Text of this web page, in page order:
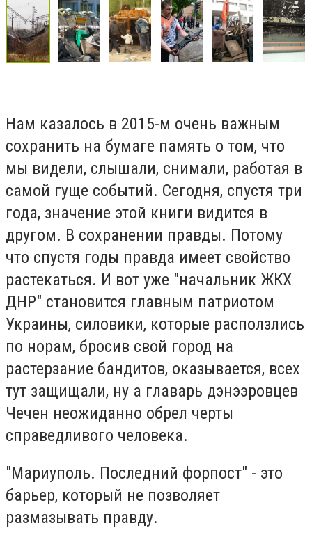
Нам казалось в 2015-м очень важным
сохранить на бумаге память о том, что
мы видели, слышали, снимали, работая в
самой гуще событий. Сегодня, спустя три
года, значение этой книги видится в
другом. В сохранении правды. Потому
что спустя годы правда имеет свойство
растекаться. И вот уже "начальник ЖКХ
ДНР" становится главным патриотом
Украины, силовики, которые расползлись
по норам, бросив свой город на
растерзание бандитов, оказывается, всех
тут защищали, ну а главарь дэнээровцев
Чечен неожиданно обрел черты
справедливого человека.
"Мариуполь. Последний форпост" - это
барьер, который не позволяет
размазывать правду.